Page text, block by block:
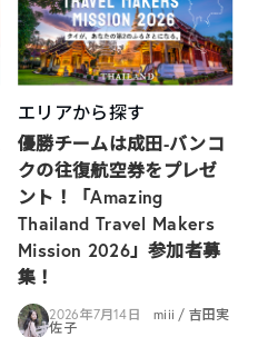
エリアから探す
優勝チームは成田-バンコ
クの往復航空券をプレゼ
ント！「Amazing
Thailand Travel Makers
Mission 2026」参加者募
集！
2026年7月14日
miii / 吉田実
佐子